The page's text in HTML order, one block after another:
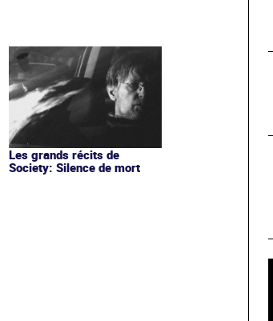
Les grands récits de
Society: Silence de mort